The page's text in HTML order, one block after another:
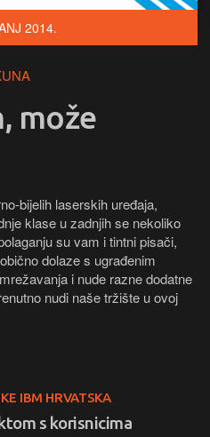
2014.
može
bijelih laserskih uređaja,
klase u zadnjih se nekoliko
su vam i tintni pisači,
dolaze s ugrađenim
i nude razne dodatne
nudi naše tržište u ovoj
IBM HRVATSKA
s korisnicima